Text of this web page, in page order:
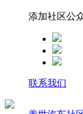
添加社区公
联系我们